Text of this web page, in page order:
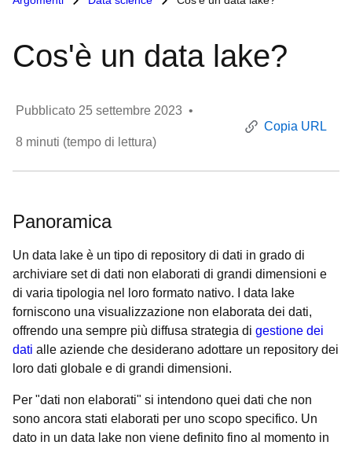
Cos'è un data lake?
Pubblicato 25 settembre 2023 •
8 minuti (tempo di lettura)
Copia URL
Panoramica
Un data lake è un tipo di repository di dati in grado di
archiviare set di dati non elaborati di grandi dimensioni e
di varia tipologia nel loro formato nativo. I data lake
forniscono una visualizzazione non elaborata dei dati,
offrendo una sempre più diffusa strategia di gestione dei
dati alle aziende che desiderano adottare un repository dei
loro dati globale e di grandi dimensioni.
Per "dati non elaborati" si intendono quei dati che non
sono ancora stati elaborati per uno scopo specifico. Un
dato in un data lake non viene definito fino al momento in